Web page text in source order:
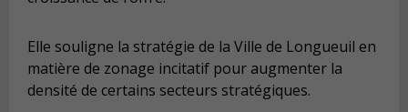
Elle souligne la stratégie de la Ville de Longueuil en
matière de zonage incitatif pour augmenter la
densité de certains secteurs stratégiques.